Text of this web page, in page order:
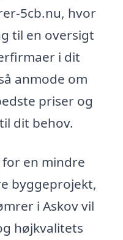
5cb.nu, hvor
til en oversigt
i dit
anmode om
priser og
dit behov.
en mindre
byggeprojekt,
i Askov vil
højkvalitets